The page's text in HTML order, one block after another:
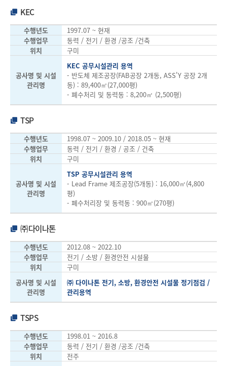
KEC
수행년도
1997.07 ~ 현재
수행업무
동력 / 전기 / 환경 /공조 /건축
위치
구미
공사명 및 시설
관리명
KEC 공무시설관리 용역
- 반도체 제조공장(FAB공장 2개동, ASS'Y 공장 2개
동) : 89,400㎡(27,000평)
- 폐수처리 및 동력동 : 8,200㎡ (2,500평)
TSP
수행년도
1998.07 ~ 2009.10 / 2018.05 ~ 현재
수행업무
동력 / 전기 / 환경 / 공조 / 건축
위치
구미
공사명 및 시설
관리명
TSP 공무시설관리 용역
- Lead Frame 제조공장(5개동) : 16,000㎡(4,800
평)
- 폐수처리장 및 동력동 : 900㎡(270평)
㈜다이나톤
수행년도
2012.08 ~ 2022.10
수행업무
전기 / 소방 / 환경안전 시설물
위치
구미
공사명 및 시설
관리명
㈜ 다이나톤 전기, 소방, 환경안전 시설물 정기점검 /
관리용역
TSPS
수행년도
1998.01 ~ 2016.8
수행업무
동력 / 전기 / 환경 /공조 /건축
위치
전주